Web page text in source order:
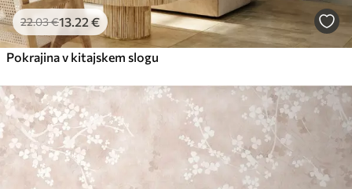
22.03€13 .22 €
Pokrajina v kitajskem slogu